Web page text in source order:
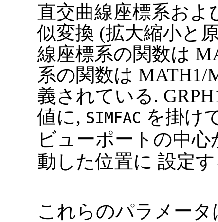
直交曲線座標系およ
似変換 (拡大縮小と
線座標系の関数は
系の関数は MATH1/
義されている.
値に, SIMFAC を掛け
ビューポートの中
動した位置に 設定
これらのパラメー